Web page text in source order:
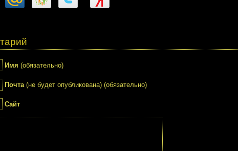
Имя (обязательно)
Почта(не будет опубликована) (обязательно)
Сайт